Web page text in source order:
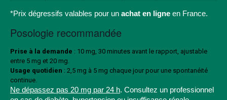
*Prix dégressifs valables pour un achat en ligne en France.
Posologie recommandée
Prise à la demande : 10 mg, 30 minutes avant le rapport, ajustable
entre 5 mg et 20 mg.
Usage quotidien : 2,5 mg à 5 mg chaque jour pour une spontanéité
continue.
Ne dépassez pas 20 mg par 24 h. Consultez un professionnel